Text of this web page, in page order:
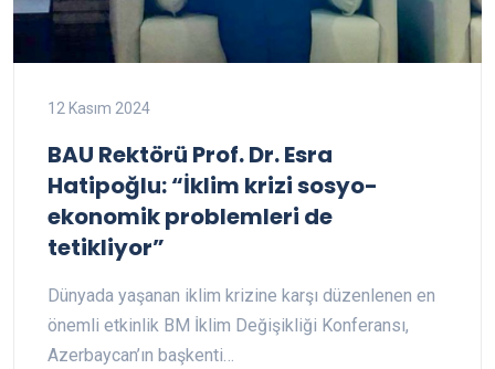
12 Kasım 2024
BAU Rektörü Prof. Dr. Esra
Hatipoğlu: “İklim krizi sosyo-
ekonomik problemleri de
tetikliyor”
Dünyada yaşanan iklim krizine karşı düzenlenen en
önemli etkinlik BM İklim Değişikliği Konferansı,
Azerbaycan’ın başkenti…